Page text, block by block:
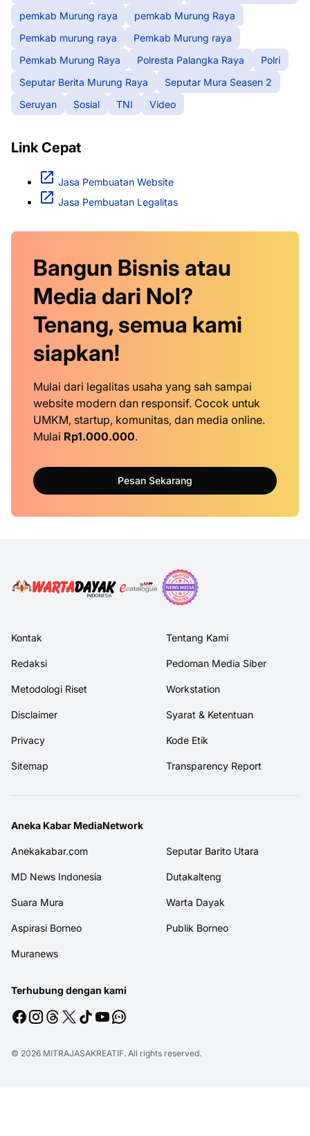
pemkab Murung raya
pemkab Murung Raya
Pemkab murung raya
Pemkab Murung raya
Pemkab Murung Raya
Polresta Palangka Raya
Polri
Seputar Berita Murung Raya
Seputar Mura Seasen 2
Seruyan
Sosial TNI Video
Link Cepat
Jasa Pembuatan Website
Jasa Pembuatan Legalitas
Bangun Bisnis atau
Media dari Nol?
Tenang, semua kami
siapkan!
Mulai dari legalitas usaha yang sah sampai
website modern dan responsif. Cocok untuk
UMKM, startup, komunitas, dan media online.
Mulai Rp1.000.000.
Pesan Sekarang
Kontak Tentang Kami
Redaksi Pedoman Media Siber
Metodologi Riset Workstation
Disclaimer Syarat & Ketentuan
Privacy Kode Etik
Sitemap Transparency Report
Aneka Kabar MediaNetwork
Anekakabar.com Seputar Barito Utara
MD News Indonesia Dutakalteng
Suara Mura Warta Dayak
Aspirasi Borneo Publik Borneo
Muranews
Terhubung dengan kami
© 2026 MITRAJASAKREATIF. All rights reserved.